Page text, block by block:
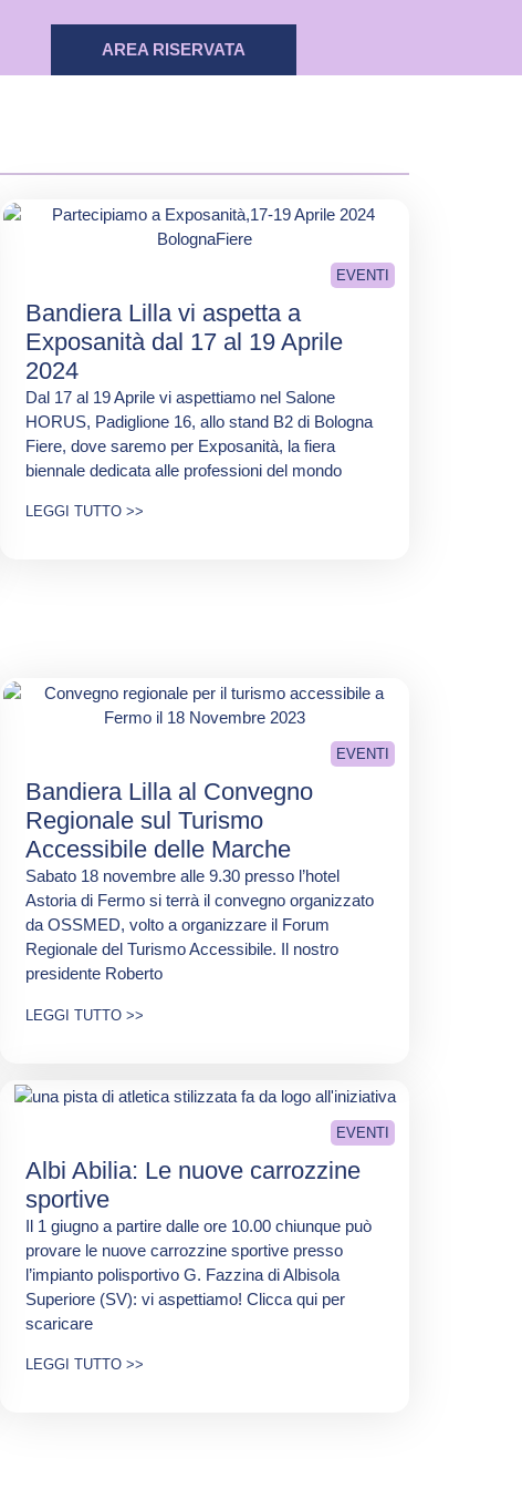
AREA RISERVATA
EVENTI
Bandiera Lilla vi aspetta a
Exposanità dal 17 al 19 Aprile
2024
Dal 17 al 19 Aprile vi aspettiamo nel Salone
HORUS, Padiglione 16, allo stand B2 di Bologna
Fiere, dove saremo per Exposanità, la fiera
biennale dedicata alle professioni del mondo
LEGGI TUTTO >>
EVENTI
Bandiera Lilla al Convegno
Regionale sul Turismo
Accessibile delle Marche
Sabato 18 novembre alle 9.30 presso l’hotel
Astoria di Fermo si terrà il convegno organizzato
da OSSMED, volto a organizzare il Forum
Regionale del Turismo Accessibile. Il nostro
presidente Roberto
LEGGI TUTTO >>
EVENTI
Albi Abilia: Le nuove carrozzine
sportive
Il 1 giugno a partire dalle ore 10.00 chiunque può
provare le nuove carrozzine sportive presso
l’impianto polisportivo G. Fazzina di Albisola
Superiore (SV): vi aspettiamo! Clicca qui per
scaricare
LEGGI TUTTO >>